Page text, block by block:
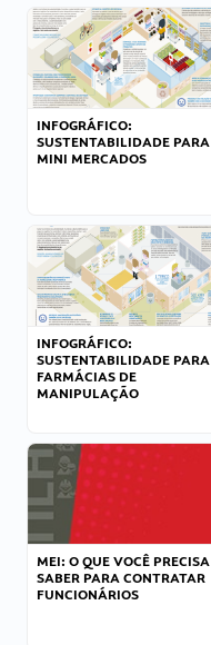
INFOGRÁFICO:
SUSTENTABILIDADE PARA
MINI MERCADOS
INFOGRÁFICO:
SUSTENTABILIDADE PARA
FARMÁCIAS DE
MANIPULAÇÃO
MEI: O QUE VOCÊ PRECISA
SABER PARA CONTRATAR
FUNCIONÁRIOS